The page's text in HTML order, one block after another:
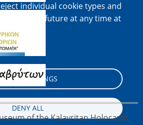
individual cookie types and
for the future at any time at
SETTINGS
DENY ALL
of the Kalavritan Holocaust,